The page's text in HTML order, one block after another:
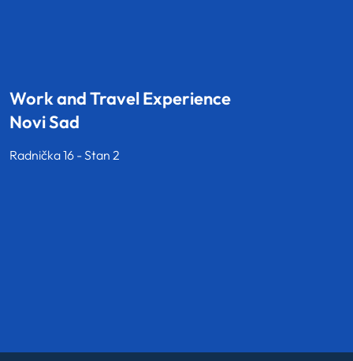
Work and Travel Experience
Novi Sad
Radnička 16 - Stan 2